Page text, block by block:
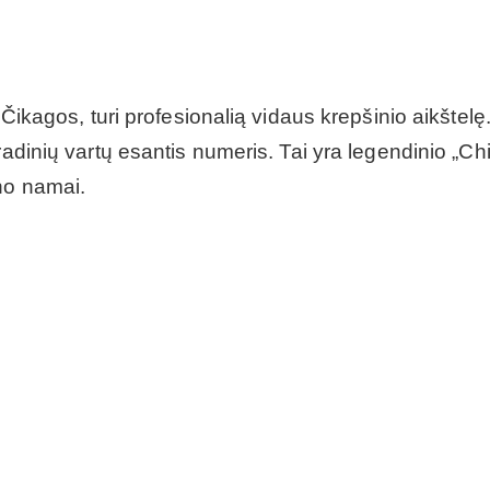
turi profesionalią vidaus krepšinio
vartų esantis numeris. Tai yra legendinio
namai.